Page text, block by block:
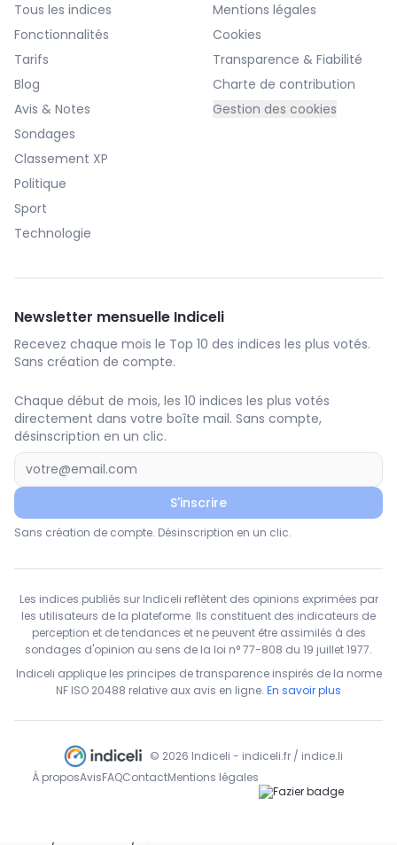
Tous les indices
Fonctionnalités
Tarifs
Blog
Avis & Notes
Sondages
Classement XP
Politique
Sport
Technologie
Mentions légales
Cookies
Transparence & Fiabilité
Charte de contribution
Gestion des cookies
Newsletter mensuelle Indiceli
Recevez chaque mois le Top 10 des indices les plus votés.
Sans création de compte.
Chaque début de mois, les 10 indices les plus votés
directement dans votre boîte mail. Sans compte,
désinscription en un clic.
S'inscrire
Sans création de compte. Désinscription en un clic.
Les indices publiés sur Indiceli reflètent des opinions exprimées par
les utilisateurs de la plateforme. Ils constituent des indicateurs de
perception et de tendances et ne peuvent être assimilés à des
sondages d'opinion au sens de la loi n° 77-808 du 19 juillet 1977.
Indiceli applique les principes de transparence inspirés de la norme
NF ISO 20488 relative aux avis en ligne. En savoir plus
© 2026 Indiceli - indiceli.fr / indice.li
À proposAvisFAQContactMentions légales